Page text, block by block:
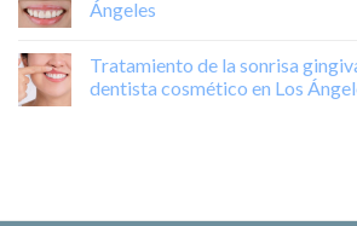
Ángeles
Tratamiento de la sonrisa
dentista cosmético en Los